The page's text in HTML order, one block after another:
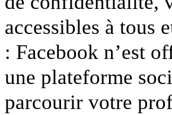
accessibles à tous
: Facebook n’est
une plateforme
parcourir votre